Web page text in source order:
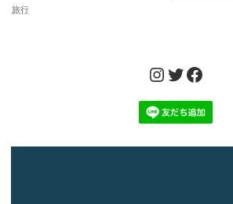
旅行
Instagram
Twitter